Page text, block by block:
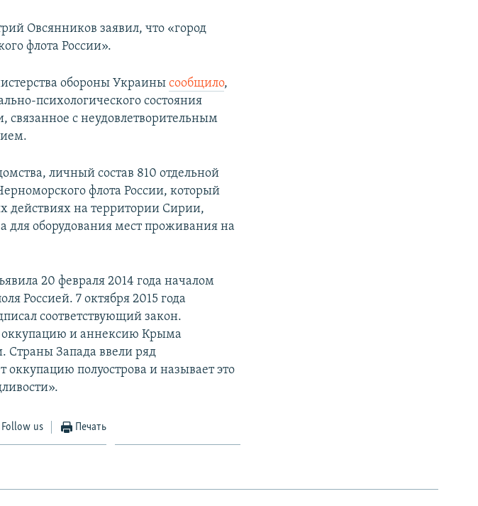
Овсянников заявил, что «город
флота России».
обороны Украинысообщило,
психологического состояния
связанное с неудовлетворительным
личный состав 810 отдельной
флота России, который
действиях на территории Сирии,
для оборудования мест проживания на
20 февраля 2014 года началом
Россией. 7 октября 2015 года
соответствующий закон.
и аннексию Крыма
Страны Запада ввели ряд
полуострова и называет это
Follow us Печать